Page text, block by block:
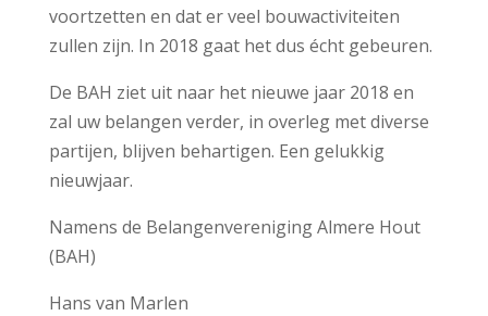
voortzetten en dat er veel bouwactiviteiten
zullen zijn. In 2018 gaat het dus écht gebeuren.
De BAH ziet uit naar het nieuwe jaar 2018 en
zal uw belangen verder, in overleg met diverse
partijen, blijven behartigen. Een gelukkig
nieuwjaar.
Namens de Belangenvereniging Almere Hout
(BAH)
Hans van Marlen